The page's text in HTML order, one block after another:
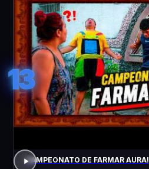
13
CAMPEONATO DE FARMAR AURA!